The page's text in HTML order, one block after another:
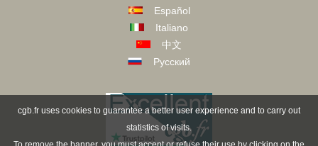
Español
Italiano
中文
Русский
cgb.fr uses cookies to guarantee a better user experience and to carry out
statistics of visits.